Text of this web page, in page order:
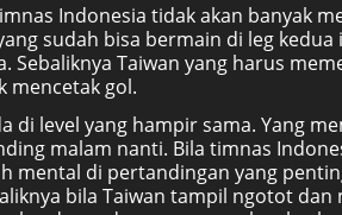
Indonesia tidak akan banyak
sudah bisa bermain di leg
Sebaliknya Taiwan yang harus
mencetak gol.
di level yang hampir sama. Yang
malam nanti. Bila timnas
mental di pertandingan yang
bila Taiwan tampil ngotot